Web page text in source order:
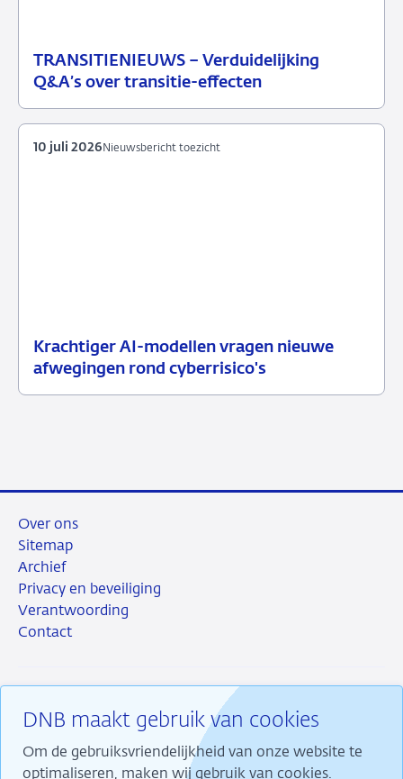
TRANSITIENIEUWS – Verduidelijking
Q&A’s over transitie-effecten
13
Nieuwsbericht
Krachtiger AI-modellen vragen nieuwe
afwegingen rond cyberrisico's
10
Nieuwsbericht
Nieuwsbericht toezicht
10 juli 2026
DNB maakt gebruik van cookies
Om de gebruiksvriendelijkheid van onze website te
optimaliseren, maken wij gebruik van cookies.
Over ons
Sitemap
Archief
Privacy en beveiliging
Verantwoording
Contact
RSS InstagramLinkedin
X